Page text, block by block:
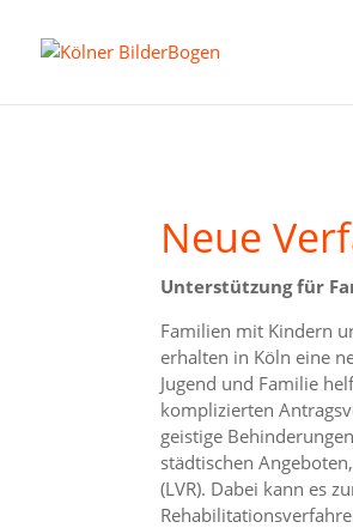
Neue
Unterstützung für
Familien mit Kindern
erhalten in Köln eine
Jugend und Familie
komplizierten
geistige
städtischen
(LVR). Dabei kann es